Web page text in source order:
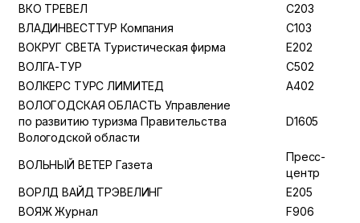
ВКО ТРЕВЕЛ
C203
ВЛАДИНВЕСТТУР Компания
C103
ВОКРУГ СВЕТА Туристическая фирма
E202
ВОЛГА-ТУР
C502
ВОЛКЕРС ТУРС ЛИМИТЕД
A402
ВОЛОГОДСКАЯ ОБЛАСТЬ Управление
по развитию туризма Правительства
Вологодской области
D1605
ВОЛЬНЫЙ ВЕТЕР Газета
Пресс-
центр
ВОРЛД ВАЙД ТРЭВЕЛИНГ
E205
ВОЯЖ Журнал
F906